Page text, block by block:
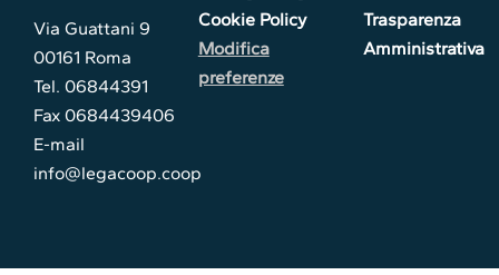
Via Guattani 9
00161 Roma
Tel. 06844391
Fax 0684439406
E-mail
info@legacoop.coop
Cookie Policy
Modifica
preferenze
Trasparenza
Amministrativa